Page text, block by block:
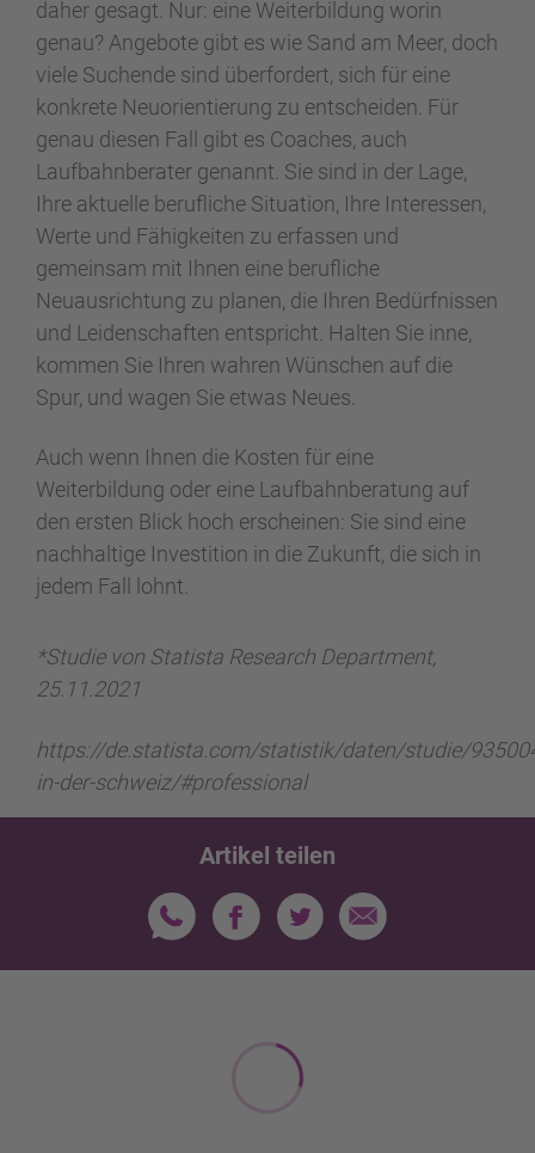
daher gesagt. Nur: eine Weiterbildung worin
genau? Angebote gibt es wie Sand am Meer, doch
viele Suchende sind überfordert, sich für eine
konkrete Neuorientierung zu entscheiden. Für
genau diesen Fall gibt es Coaches, auch
Laufbahnberater genannt. Sie sind in der Lage,
Ihre aktuelle berufliche Situation, Ihre Interessen,
Werte und Fähigkeiten zu erfassen und
gemeinsam mit Ihnen eine berufliche
Neuausrichtung zu planen, die Ihren Bedürfnissen
und Leidenschaften entspricht. Halten Sie inne,
kommen Sie Ihren wahren Wünschen auf die
Spur, und wagen Sie etwas Neues.
Auch wenn Ihnen die Kosten für eine
Weiterbildung oder eine Laufbahnberatung auf
den ersten Blick hoch erscheinen: Sie sind eine
nachhaltige Investition in die Zukunft, die sich in
jedem Fall lohnt.
*Studie von Statista Research Department,
25.11.2021
https://de.statista.com/statistik/daten/studie/
in-der-schweiz/#professional
Artikel teilen